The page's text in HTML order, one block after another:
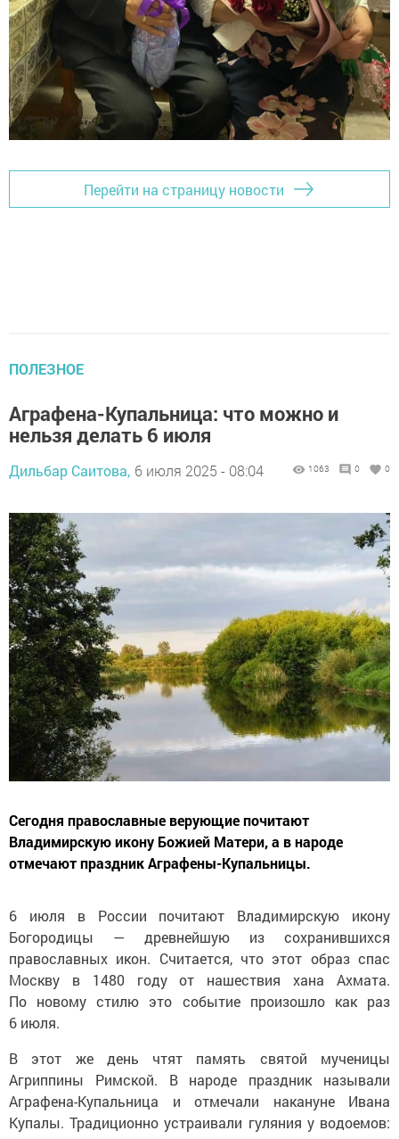
Перейти на страницу новости
ПОЛЕЗНОЕ
Аграфена-Купальница: что можно и
нельзя делать 6 июля
Дильбар Саитова, 6 июля 2025 - 08:04 1063 0 0
Сегодня православные верующие почитают
Владимирскую икону Божией Матери, а в народе
отмечают праздник Аграфены-Купальницы.
6 июля в России почитают Владимирскую икону
Богородицы — древнейшую из сохранившихся
православных икон. Считается, что этот образ спас
Москву в 1480 году от нашествия хана Ахмата.
По новому стилю это событие произошло как раз
6 июля.
В этот же день чтят память святой мученицы
Агриппины Римской. В народе праздник называли
Аграфена-Купальница и отмечали накануне Ивана
Купалы. Традиционно устраивали гуляния у водоемов: